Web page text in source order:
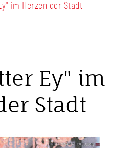
im Herzen der Stadt
Ey" im
Stadt